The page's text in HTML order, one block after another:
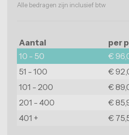
Alle bedragen zijn inclusief btw
Aantal
per
10 - 50
€
51 - 100
€
101 - 200
€
201 - 400
€
401 +
€
Balkonvloeren
Woonkamervloeren
Keukenvloeren
Badkamervloeren